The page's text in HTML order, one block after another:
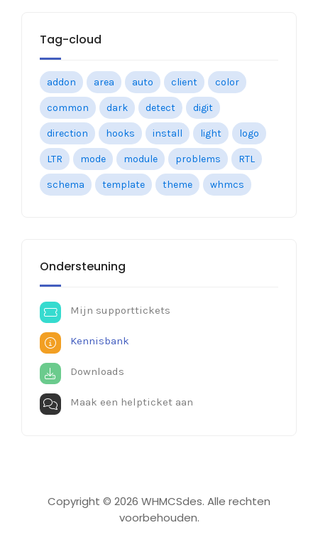
Tag-cloud
addon area auto client color
common dark detect digit
direction hooks install light logo
LTR mode module problems RTL
schema template theme whmcs
Ondersteuning
Mijn supporttickets
Kennisbank
Downloads
Maak een helpticket aan
Copyright © 2026 WHMCSdes. Alle rechten
voorbehouden.